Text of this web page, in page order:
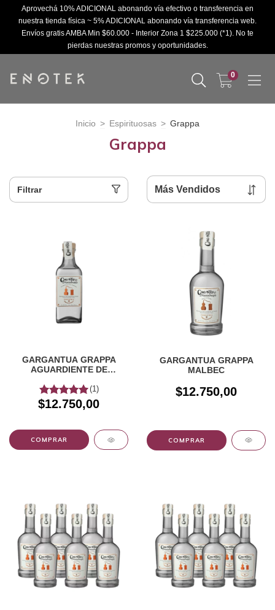
Aprovechá 10% ADICIONAL abonando vía efectivo o transferencia en
nuestra tienda física ~ 5% ADICIONAL abonando vía transferencia web.
Envíos gratis AMBA Min $60.000 - Interior Zona 1 $225.000 (*1). No te
pierdas nuestras promos y oportunidades.
0
Inicio > Espirituosas > Grappa
Grappa
Filtrar
GARGANTUA GRAPPA
AGUARDIENTE DE
(1)
$12.750,00
GARGANTUA GRAPPA
MALBEC
$12.750,00